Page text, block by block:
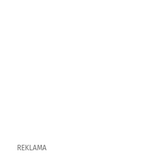
REKLAMA